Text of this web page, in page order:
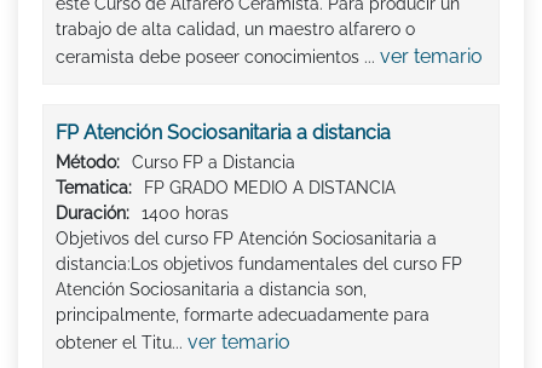
trabajo de alta calidad, un maestro alfarero o
ceramista debe poseer conocimientos ... ver temario
FP Atención Sociosanitaria a distancia
Método:
Curso FP a Distancia
Tematica:
FP GRADO MEDIO A DISTANCIA
Duración:
1400 horas
Objetivos del curso FP Atención Sociosanitaria a
distancia:Los objetivos fundamentales del curso FP
Atención Sociosanitaria a distancia son,
principalmente, formarte adecuadamente para
obtener el Titu... ver temario